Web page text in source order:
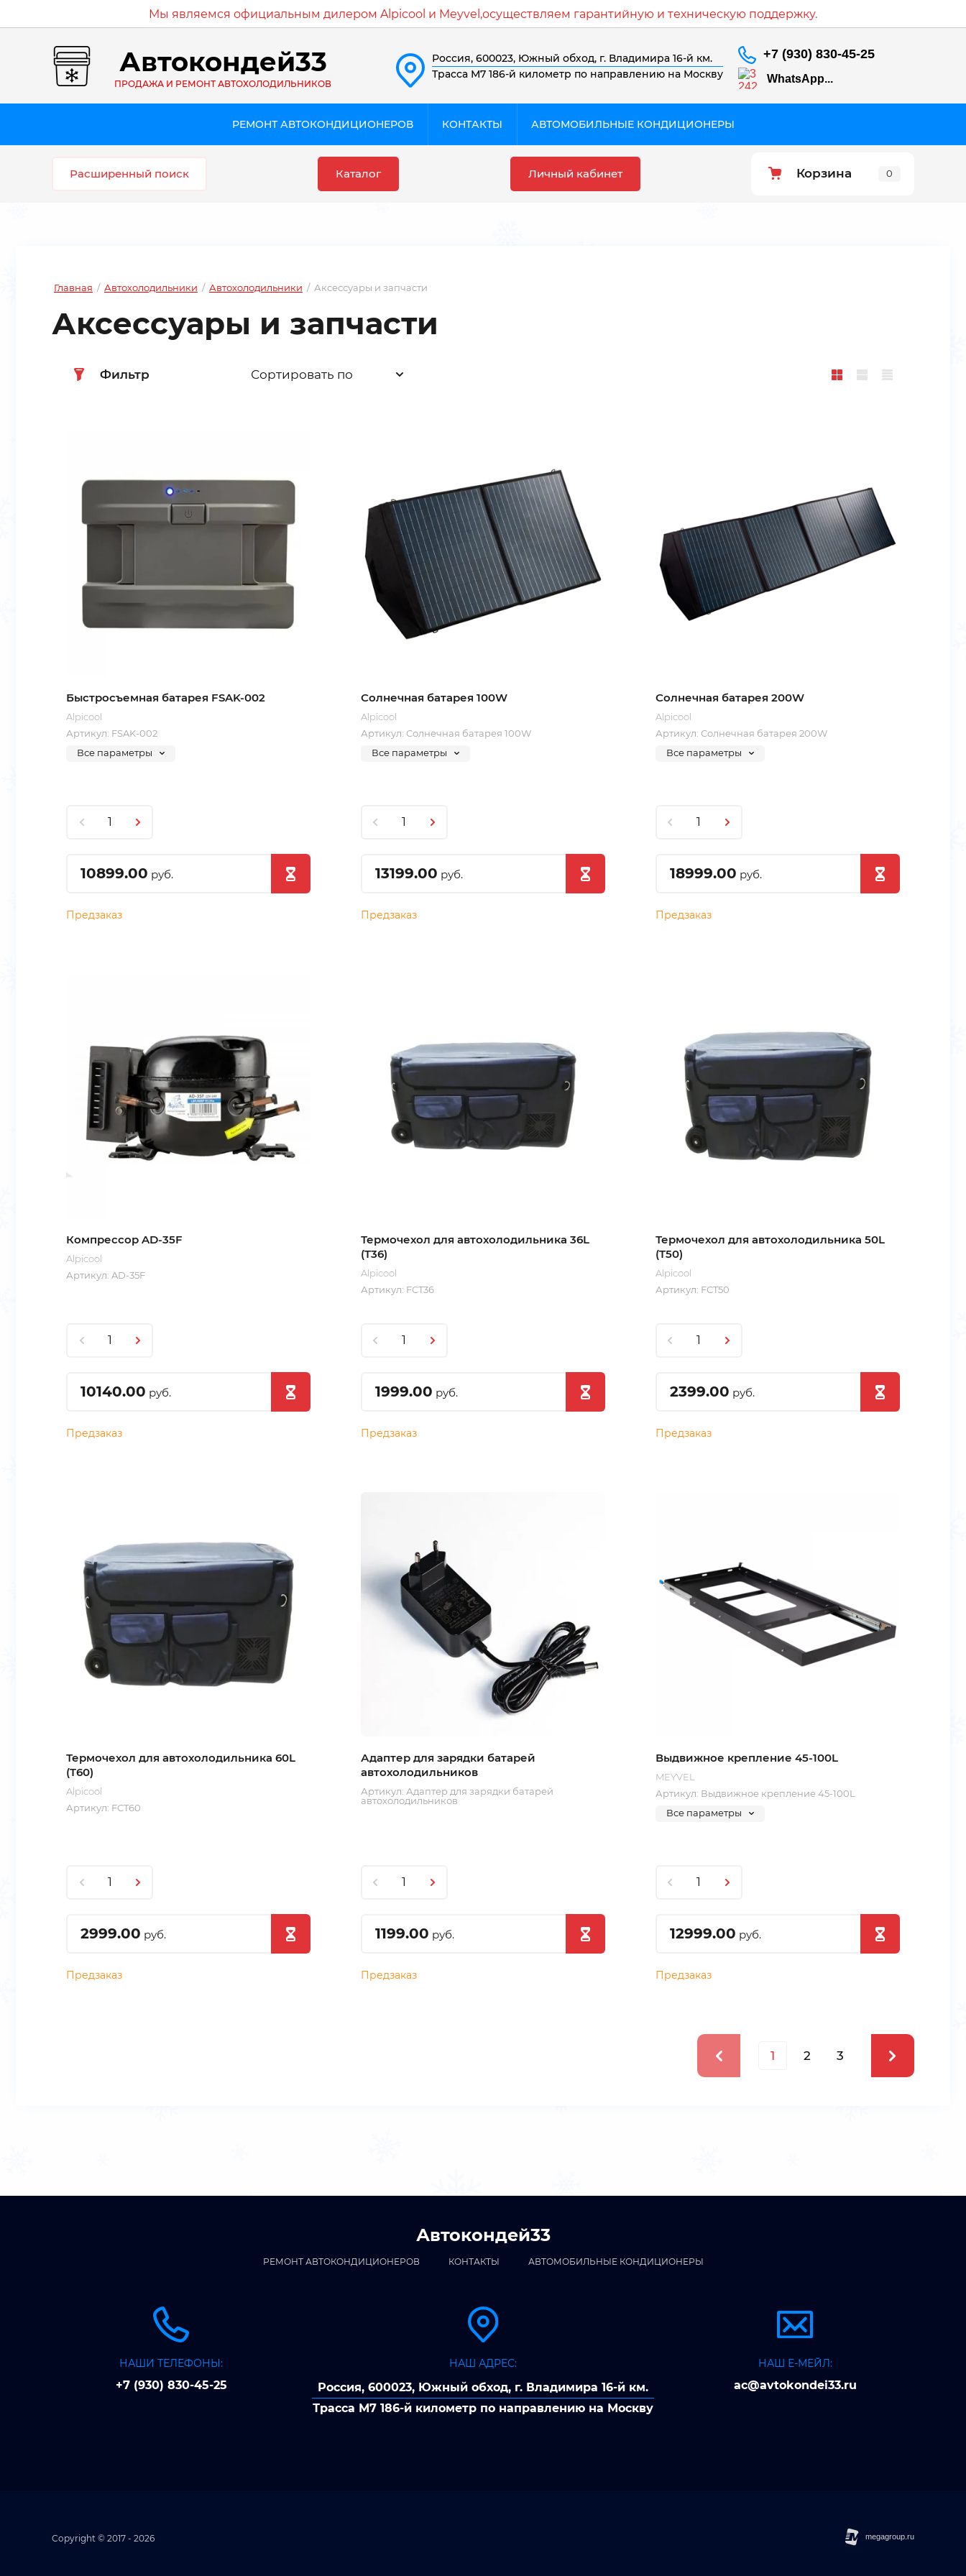
Мы являемся официальным дилером Alpicool и Meyvel,осуществляем гарантийную и техническую поддержку.
Автокондей33
ПРОДАЖА И РЕМОНТ АВТОХОЛОДИЛЬНИКОВ
Россия, 600023, Южный обход, г. Владимира 16-й км.
Трасса М7 186-й километр по направлению на Москву
+7 (930) 830-45-25
WhatsApp...
РЕМОНТ АВТОКОНДИЦИОНЕРОВ КОНТАКТЫ АВТОМОБИЛЬНЫЕ КОНДИЦИОНЕРЫ
Расширенный поиск Каталог Личный кабинет Корзина 0
Главная / Автохолодильники / Автохолодильники / Аксессуары и запчасти
Аксессуары и запчасти
Фильтр Сортировать по
Быстросъемная батарея FSAK-002
Alpicool
Артикул: FSAK-002
Все параметры
10899.00 руб.
Предзаказ
Солнечная батарея 100W
Alpicool
Артикул: Солнечная батарея 100W
Все параметры
13199.00 руб.
Предзаказ
Солнечная батарея 200W
Alpicool
Артикул: Солнечная батарея 200W
Все параметры
18999.00 руб.
Предзаказ
Компрессор AD-35F
Alpicool
Артикул: AD-35F
10140.00 руб.
Предзаказ
Термочехол для автохолодильника 36L
(T36)
Alpicool
Артикул: FCT36
1999.00 руб.
Предзаказ
Термочехол для автохолодильника 50L
(T50)
Alpicool
Артикул: FCT50
2399.00 руб.
Предзаказ
Термочехол для автохолодильника 60L
(T60)
Alpicool
Артикул: FCT60
2999.00 руб.
Предзаказ
Адаптер для зарядки батарей
автохолодильников
Артикул: Адаптер для зарядки батарей
автохолодильников
1199.00 руб.
Предзаказ
Выдвижное крепление 45-100L
MEYVEL
Артикул: Выдвижное крепление 45-100L
Все параметры
12999.00 руб.
Предзаказ
1 2 3
Автокондей33
РЕМОНТ АВТОКОНДИЦИОНЕРОВ КОНТАКТЫ АВТОМОБИЛЬНЫЕ КОНДИЦИОНЕРЫ
НАШИ ТЕЛЕФОНЫ:
+7 (930) 830-45-25
НАШ АДРЕС:
Россия, 600023, Южный обход, г. Владимира 16-й км.
Трасса М7 186-й километр по направлению на Москву
НАШ Е-МЕЙЛ:
ac@avtokondei33.ru
Copyright © 2017 - 2026